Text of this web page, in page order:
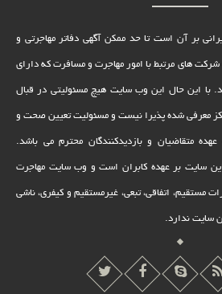
بر آن است تا حد ممکن آگهی دفاتر مهاجرتی و
شرکت های مرتبط با امور مهاجرت و مسافرت که دارای
با این حال این وب سایت هیچ مسئولیتی در قبال
معرفی شده پذیرا نیست و مسئولیت تعیین صحت و
متقاضیان و بازدیدکنندگان محترم می باشد.
این سایت بر عهده کابران است و وب سایت مهاجرت
مستقیم، اتفاقى، تبعى، غیرمستقیم و کیفرى، ناشى
سایت ندارد.